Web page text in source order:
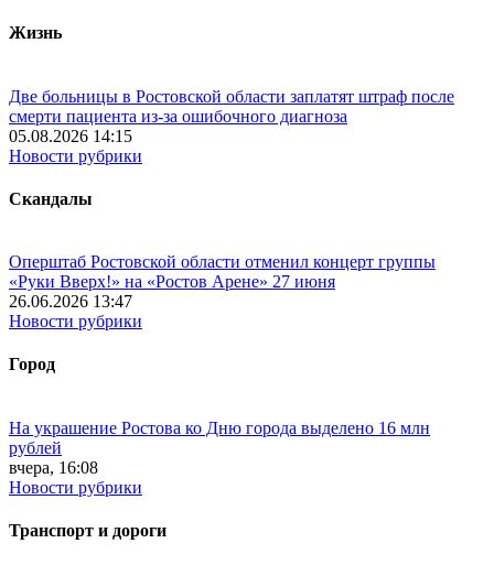
Жизнь
Две больницы в Ростовской области заплатят штраф после
смерти пациента из-за ошибочного диагноза
05.08.2026 14:15
Новости рубрики
Скандалы
Оперштаб Ростовской области отменил концерт группы
«Руки Вверх!» на «Ростов Арене» 27 июня
26.06.2026 13:47
Новости рубрики
Город
На украшение Ростова ко Дню города выделено 16 млн
рублей
вчера, 16:08
Новости рубрики
Транспорт и дороги